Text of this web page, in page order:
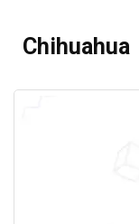
Chihuahua